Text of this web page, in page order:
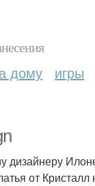
дому игры
дизайнеру
от Кристалл